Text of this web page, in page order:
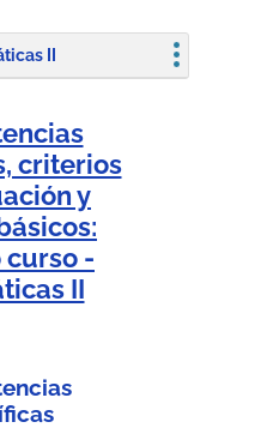
II
criterios
y
-
II